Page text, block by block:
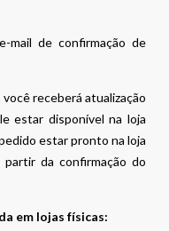
mail de confirmação de
receberá atualização
estar disponível na loja
estar pronto na loja
da confirmação do
em lojas físicas: